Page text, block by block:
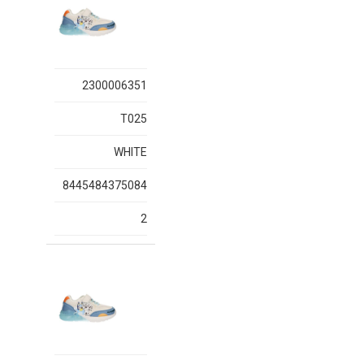
2300006351
T025
WHITE
8445484375084
2